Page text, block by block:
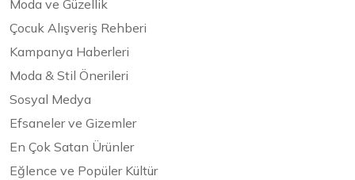
Moda ve Güzellik
Çocuk Alışveriş Rehberi
Kampanya Haberleri
Moda & Stil Önerileri
Sosyal Medya
Efsaneler ve Gizemler
En Çok Satan Ürünler
Eğlence ve Popüler Kültür